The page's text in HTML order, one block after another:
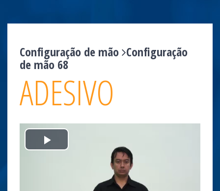
Configuração de mão Configuração
de mão 68
ADESIVO
Play